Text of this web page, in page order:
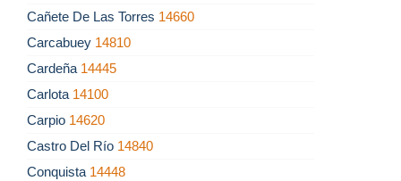
Cañete De Las Torres 14660
Carcabuey 14810
Cardeña 14445
Carlota 14100
Carpio 14620
Castro Del Río 14840
Conquista 14448